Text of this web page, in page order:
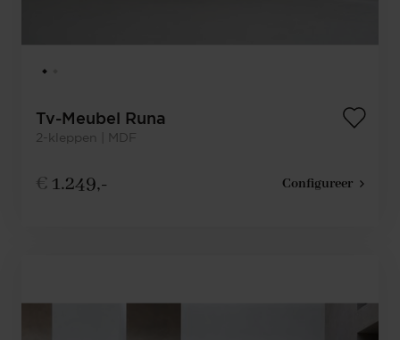
Tv-Meubel Runa
2-kleppen | MDF
€ 1.249,- Configureer